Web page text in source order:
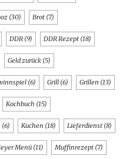
(30) Brot (7)
DDR (9) DDR Rezept (18)
Geld zurück (5)
(6) Grill (6) Grillen (13)
Kochbuch (15)
(6) Kuchen (18) Lieferdienst (8)
Menü (11) Muffinrezept (7)